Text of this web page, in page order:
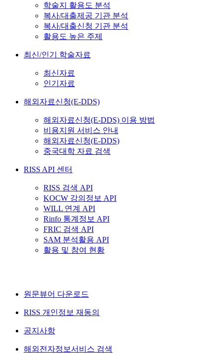
학술지 활용도 분석
복사/대출제공 기관 분석
복사/대출신청 기관 분석
활용도 높은 주제
최신/인기 학술자료
최신자료
인기자료
해외자료신청(E-DDS)
해외자료신청(E-DDS) 이용 방법
비용지원 서비스 안내
해외자료신청(E-DDS)
중국대학 자료 검색
RISS API 센터
RISS 검색 API
KOCW 강의정보 API
WILL 연계 API
Rinfo 통계정보 API
FRIC 검색 API
SAM 분석활용 API
활용 및 참여 현황
원문뷰어 다운로드
RISS 개인정보 재동의
공지사항
해외전자정보서비스 검색